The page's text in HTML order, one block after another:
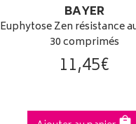
BAYER
Euphytose Zen résistance
30 comprimés
11,45€